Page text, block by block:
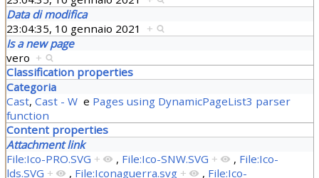
Data di modifica
23:04:35, 10 gennaio 2021 +
Is a new page
vero +
Classification properties
Categoria
Cast, Cast - We Pages using DynamicPageList3 parser
function
Content properties
Attachment link
File:Ico-PRO.SVG + , File:Ico-SNW.SVG + , File:Ico-
lds.SVG + , File:Iconaguerra.svg + , File:Ico-